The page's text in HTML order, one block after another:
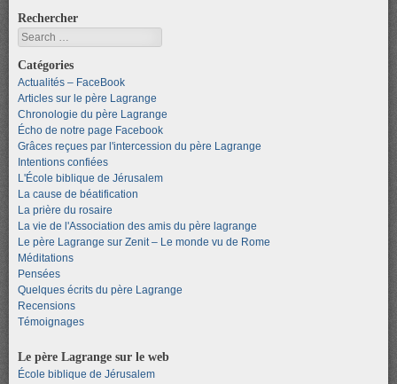
Rechercher
Search
Catégories
Actualités – FaceBook
Articles sur le père Lagrange
Chronologie du père Lagrange
Écho de notre page Facebook
Grâces reçues par l'intercession du père Lagrange
Intentions confiées
L'École biblique de Jérusalem
La cause de béatification
La prière du rosaire
La vie de l'Association des amis du père lagrange
Le père Lagrange sur Zenit – Le monde vu de Rome
Méditations
Pensées
Quelques écrits du père Lagrange
Recensions
Témoignages
Le père Lagrange sur le web
École biblique de Jérusalem